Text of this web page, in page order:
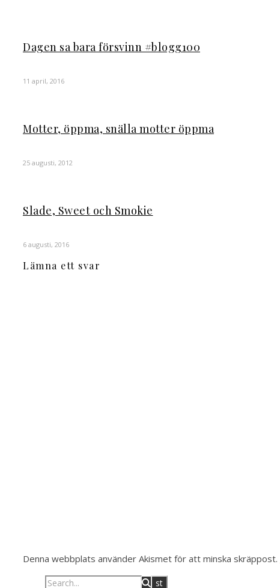
Dagen sa bara försvinn #blogg100
11 april, 2016
Motter, öppma, snälla motter öppma
25 augusti, 2012
Slade, Sweet och Smokie
6 augusti, 2016
Lämna ett svar
Denna webbplats använder Akismet för att minska skräppost.